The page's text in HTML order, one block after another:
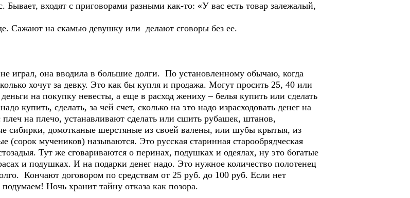
Бывает, входят с приговорами разными как-то: «У вас есть товар залежалый,
Сажают на скамью девушку или делают сговоры без ее.
играл, она вводила в большие долги. По установленному обычаю, когда
хочут за девку. Это как бы купля и продажа. Могут просить 25, 40 или
на покупку невесты, а еще в расход жениху – белья купить или сделать
купить, сделать, за чей счет, сколько на это надо израсходовать денег на
на плечо, устанавливают сделать или сшить рубашек, штанов,
сибирки, домотканые шерстяные из своей валены, или шубы крытыя, из
(сорок мучеников) называются. Это русская старинная старообрядческая
Тут же сговариваются о перинах, подушках и одеялах, ну это богатые
и подушках. И на подарки денег надо. Это нужное количество полотенец
Кончают договором по средствам от 25 руб. до 100 руб. Если нет
Ночь хранит тайну отказа как позора.